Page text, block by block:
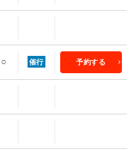
○ 催行 予約する